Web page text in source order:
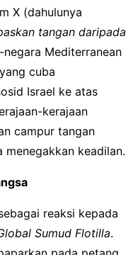
X (dahulunya
tangan daripada
Mediterranean
cuba
Israel ke atas
kerajaan
campur tangan
keadilan.
reaksi kepada
Sumud Flotilla.